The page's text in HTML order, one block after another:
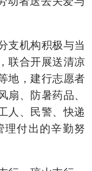
机构积极与当
联合开展送清凉
地，建行志愿者
扇、防暑药品、
人、民警、快递
理付出的辛勤努